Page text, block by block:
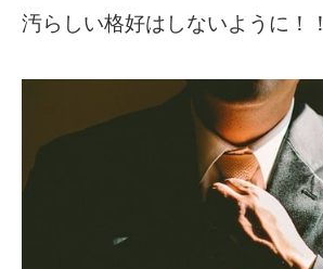
汚らしい格好はしないように！！